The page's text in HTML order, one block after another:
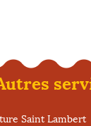
Saint Lambert